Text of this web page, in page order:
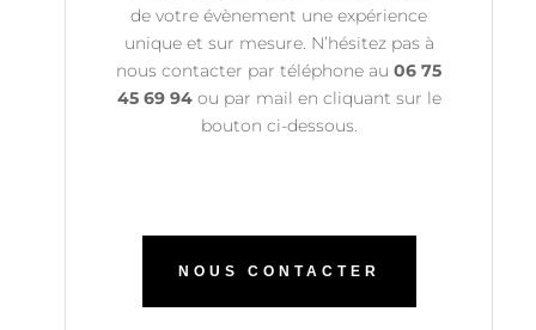
de votre évènement une expérience
unique et sur mesure. N’hésitez pas à
nous contacter par téléphone au06 75
45 69 94ou par mail en cliquant sur le
bouton ci-dessous.
NOUS CONTACTER